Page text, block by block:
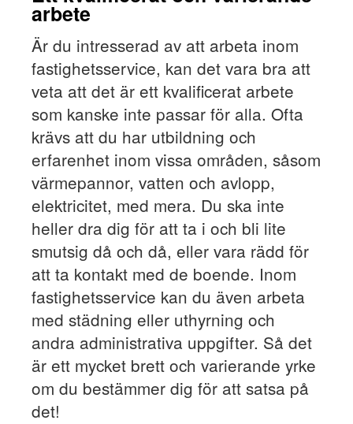
arbete
Är du intresserad av att arbeta inom
fastighetsservice, kan det vara bra att
veta att det är ett kvalificerat arbete
som kanske inte passar för alla. Ofta
krävs att du har utbildning och
erfarenhet inom vissa områden, såsom
värmepannor, vatten och avlopp,
elektricitet, med mera. Du ska inte
heller dra dig för att ta i och bli lite
smutsig då och då, eller vara rädd för
att ta kontakt med de boende. Inom
fastighetsservice kan du även arbeta
med städning eller uthyrning och
andra administrativa uppgifter. Så det
är ett mycket brett och varierande yrke
om du bestämmer dig för att satsa på
det!